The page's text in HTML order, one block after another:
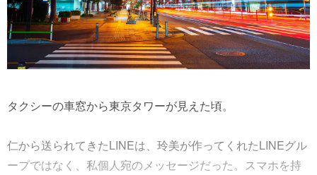
タクシーの車窓から東京タワーが見えた頃。
仁から送られてきたLINEは、玲美が作ってくれたLINEグル
ープではなく、私個人宛のメッセージだった。スマホを持